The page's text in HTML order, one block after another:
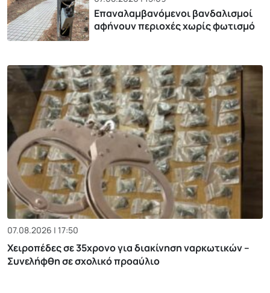
Επαναλαμβανόμενοι βανδαλισμοί
αφήνουν περιοχές χωρίς φωτισμό
07.08.2026 | 17:50
Χειροπέδες σε 35χρονο για διακίνηση ναρκωτικών –
Συνελήφθη σε σχολικό προαύλιο